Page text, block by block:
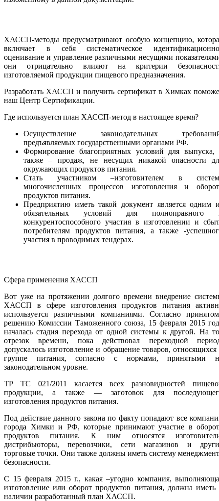
ХАССП-методы предусматривают особую концепцию,
включает в себя систематическое
оценивание и управление различными несущими
они отрицательно влияют на критерии
изготовляемой продукции пищевого предназначения.
Разработать ХАССП и получить сертификат в Химках
наш Центр Сертификации.
Где используется план ХАССП-метод в настоящее время?
Осуществление законодательных
предъявляемых государственными органами РФ.
Формирование благоприятных условий для выпуска,
также – продаж, не несущих никакой опасности
окружающих продуктов питания.
Стать участником –изготовителем в
многочисленных процессов изготовления и
продуктов питания.
Предприятию иметь такой документ является одним
обязательных условий для полноправного
конкурентоспособного участия в изготовлении и
потребителям продуктов питания, а также -
участия в проводимых тендерах.
Сфера применения ХАССП
Вот уже на протяжении долгого времени внедрение
ХАССП в сфере изготовления продуктов питания
используется различными компаниями. Согласно
решению Комиссии Таможенного союза, 15 февраля 2015
началась стадия перехода от одной системы к другой. На
отрезок времени, пока действовал переходной
допускалось изготовление и обращение товаров, относящихся
группе питания, согласно с нормами, принятыми
законодательном уровне.
ТР ТС 021/2011 касается всех разновидностей
продукции, а также — заготовок для
изготовления продуктов питания.
Под действие данного закона по факту попадают все
города Химки и РФ, которые принимают участие в
продуктов питания. К ним относятся
дистрибьюторы, перевозчики, сети магазинов и
торговые точки. Они также должны иметь систему
безопасности.
С 15 февраля 2015 г., какая –угодно компания,
изготовление или оборот продуктов питания, должна иметь
наличии разработанный план ХАССП.